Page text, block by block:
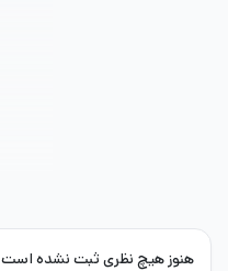
هنوز هیچ نظری ثبت نشده است